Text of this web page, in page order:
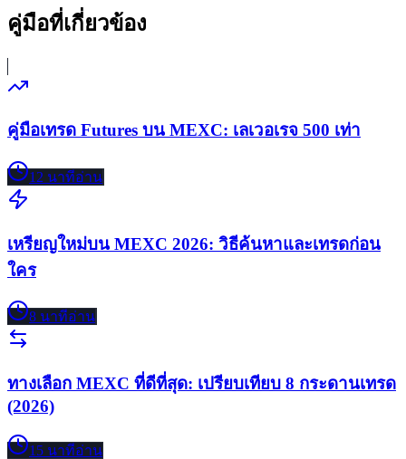
คู่มือที่เกี่ยวข้อง
คู่มือเทรด Futures บน MEXC: เลเวอเรจ 500 เท่า
12 นาทีอ่าน
เหรียญใหม่บน MEXC 2026: วิธีค้นหาและเทรดก่อน
ใคร
8 นาทีอ่าน
ทางเลือก MEXC ที่ดีที่สุด: เปรียบเทียบ 8 กระดานเทรด
(2026)
15 นาทีอ่าน